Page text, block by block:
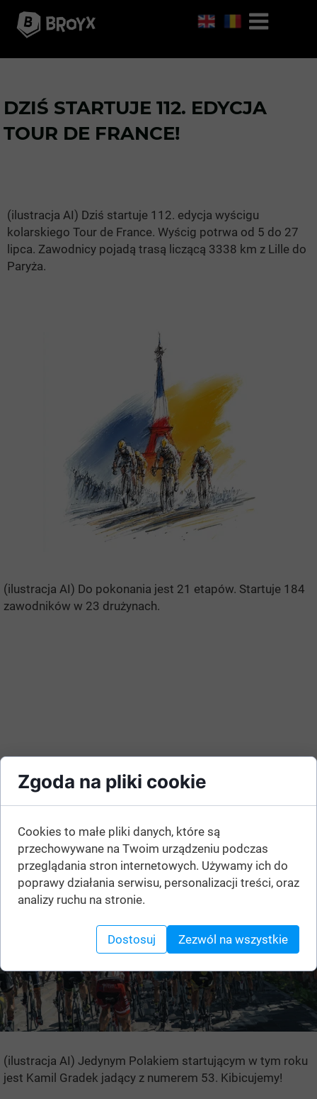
(ilustracja AI) Do pokonania jest 21 etapów. Startuje 184
zawodników w 23 drużynach.
(ilustracja AI) Jedynym Polakiem startującym w tym roku
jest Kamil Gradek jadący z numerem 53. Kibicujemy!
DZIŚ STARTUJE 112. EDYCJA
TOUR DE FRANCE!
(ilustracja AI) Dziś startuje 112. edycja wyścigu
kolarskiego Tour de France. Wyścig potrwa od 5 do 27
lipca. Zawodnicy pojadą trasą liczącą 3338 km z Lille do
Paryża.
Zgoda na pliki cookie
Cookies to małe pliki danych, które są
przechowywane na Twoim urządzeniu podczas
przeglądania stron internetowych. Używamy ich do
poprawy działania serwisu, personalizacji treści, oraz
analizy ruchu na stronie.
Dostosuj Zezwól na wszystkie